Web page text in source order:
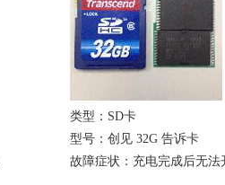
类型：SD卡
型号：创见 32G 告诉卡
故障症状：充电完成后无法